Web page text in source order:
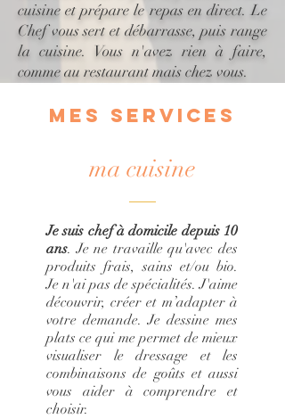
cuisine et prépare le repas en direct. Le
Chef vous sert et débarrasse, puis range
la cuisine. Vous n'avez rien à faire,
comme au restaurant mais chez vous.
mes SERVICES
ma cuisine
Je suis chef à domicile depuis 10
ans. Je ne travaille qu'avec des
produits frais, sains et/ou bio.
Je n'ai pas de spécialités. J'aime
découvrir, créer et m’adapter à
votre demande. Je dessine mes
plats ce qui me permet de mieux
visualiser le dressage et les
combinaisons de goûts et aussi
vous aider à comprendre et
choisir.